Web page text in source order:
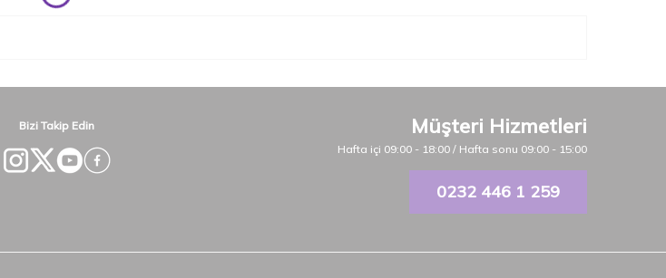
Bizi Takip Edin Müşteri Hizmetleri
Hafta içi 09:00 - 18:00 / Hafta sonu 09:00 - 15:00
0232 446 1 259